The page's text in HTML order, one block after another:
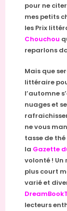
pour ne
mes petits
les Prix
Chouchou
reparlons
Mais que
littéraire
l’automne
nuages et
ne vous
tasse de
la Gazette
volonté !
plus court
varié et
lecteurs